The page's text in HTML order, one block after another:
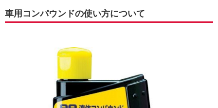
車用コンパウンドの使い方について